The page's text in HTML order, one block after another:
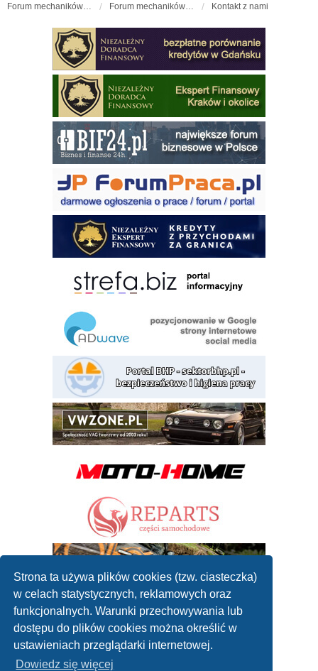
Strona ta używa plików cookies (tzw. ciasteczka)
w celach statystycznych, reklamowych oraz
funkcjonalnych. Warunki przechowywania lub
dostępu do plików cookies można określić w
ustawieniach przeglądarki internetowej.
Dowiedz się więcej
Kontakt z nami